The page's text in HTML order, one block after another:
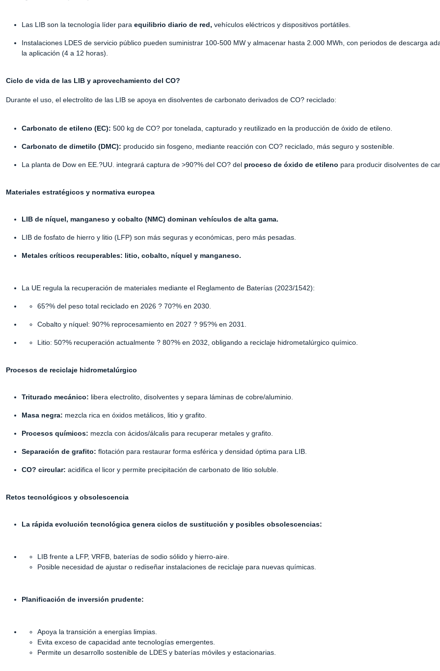
Las LIB son la tecnología líder para equilibrio diario de red, vehículos eléctricos y dispositivos portátiles.
Instalaciones LDES de servicio público pueden suministrar 100-500 MW y almacenar hasta 2.000 MWh, con periodos de descarga
la aplicación (4 a 12 horas).
Ciclo de vida de las LIB y aprovechamiento del CO?
Durante el uso, el electrolito de las LIB se apoya en disolventes de carbonato derivados de CO? reciclado:
Carbonato de etileno (EC): 500 kg de CO? por tonelada, capturado y reutilizado en la producción de óxido de etileno.
Carbonato de dimetilo (DMC): producido sin fosgeno, mediante reacción con CO? reciclado, más seguro y sostenible.
La planta de Dow en EE.?UU. integrará captura de >90?% del CO? del proceso de óxido de etileno para producir disolventes de
Materiales estratégicos y normativa europea
LIB de níquel, manganeso y cobalto (NMC) dominan vehículos de alta gama.
LIB de fosfato de hierro y litio (LFP) son más seguras y económicas, pero más pesadas.
Metales críticos recuperables: litio, cobalto, níquel y manganeso.
La UE regula la recuperación de materiales mediante el Reglamento de Baterías (2023/1542):
65?% del peso total reciclado en 2026 ? 70?% en 2030.
Cobalto y níquel: 90?% reprocesamiento en 2027 ? 95?% en 2031.
Litio: 50?% recuperación actualmente ? 80?% en 2032, obligando a reciclaje hidrometalúrgico químico.
Procesos de reciclaje hidrometalúrgico
Triturado mecánico: libera electrolito, disolventes y separa láminas de cobre/aluminio.
Masa negra: mezcla rica en óxidos metálicos, litio y grafito.
Procesos químicos: mezcla con ácidos/álcalis para recuperar metales y grafito.
Separación de grafito: flotación para restaurar forma esférica y densidad óptima para LIB.
CO? circular: acidifica el licor y permite precipitación de carbonato de litio soluble.
Retos tecnológicos y obsolescencia
La rápida evolución tecnológica genera ciclos de sustitución y posibles obsolescencias:
LIB frente a LFP, VRFB, baterías de sodio sólido y hierro-aire.
Posible necesidad de ajustar o rediseñar instalaciones de reciclaje para nuevas químicas.
Planificación de inversión prudente:
Apoya la transición a energías limpias.
Evita exceso de capacidad ante tecnologías emergentes.
Permite un desarrollo sostenible de LDES y baterías móviles y estacionarias.